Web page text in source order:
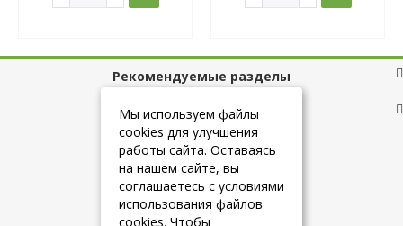
Рекомендуемые разделы
Полезные ссылки
+7 (925) 084-10-60
Мы используем файлы
cookies для улучшения
работы сайта. Оставаясь
на нашем сайте, вы
соглашаетесь с условиями
использования файлов
cookies. Чтобы